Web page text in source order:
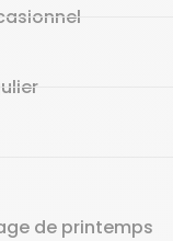
de printemps